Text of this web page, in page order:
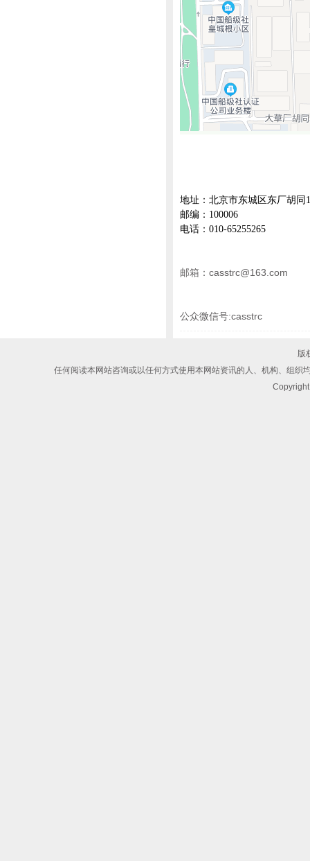
地址：北京市东城区东厂胡同
邮编：100006
电话：010-65255265
邮箱： casstrc@163.com
公众微信号:casstrc
版
任何阅读本网站咨询或以任何方式使用本网站资讯的人、机构、组